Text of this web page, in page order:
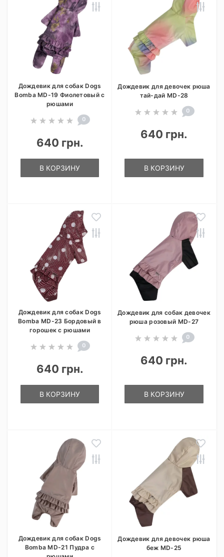
Дождевик для собак Dogs
Bomba MD-19 Фиолетовый с
рюшами
0
640 грн.
В КОРЗИНУ
Дождевик для девочек рюша
тай-дай MD-28
0
640 грн.
В КОРЗИНУ
Дождевик для собак Dogs
Bomba MD-23 Бордовый в
горошек с рюшами
0
640 грн.
В КОРЗИНУ
Дождевик для собак девочек
рюша розовый MD-27
0
640 грн.
В КОРЗИНУ
Дождевик для собак Dogs
Bomba MD-21 Пудра с
Дождевик для девочек рюша
беж MD-25